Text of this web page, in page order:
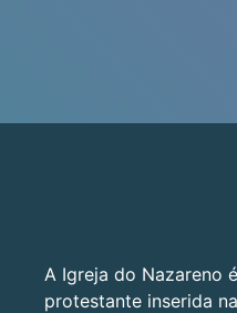
A Igreja do Nazareno
protestante inserida